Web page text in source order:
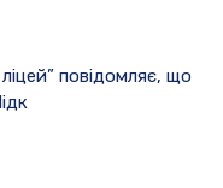
повідомляє, що